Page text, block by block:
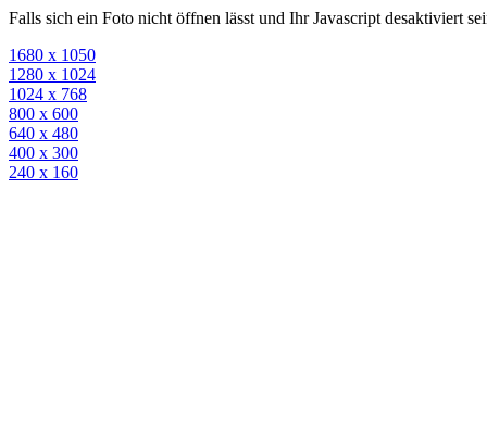
Falls sich ein Foto nicht öffnen lässt und Ihr Javascript desaktiviert
1680 x 1050
1280 x 1024
1024 x 768
800 x 600
640 x 480
400 x 300
240 x 160